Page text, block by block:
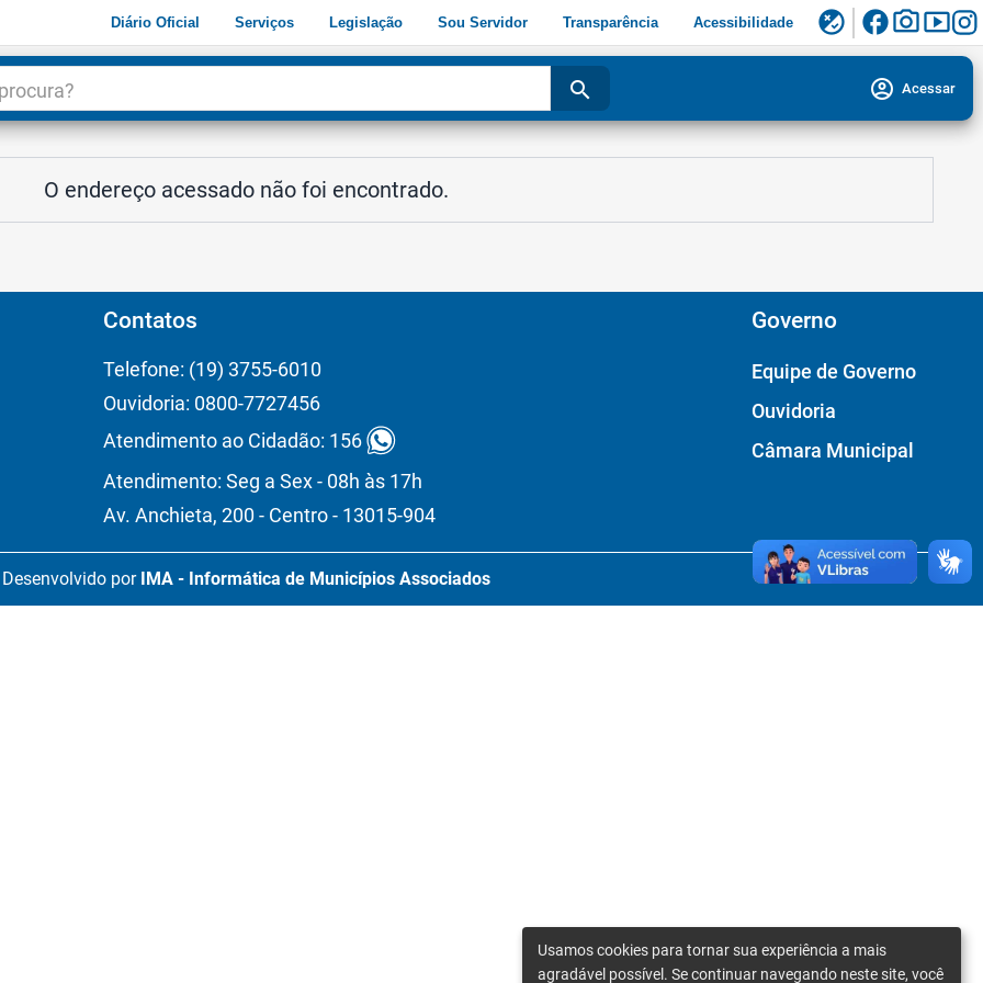
Diário Oficial Serviços Legislação Sou Servidor Transparência Acessibilidade flaky facebookphoto_camerasmart_display
search account_circle Acessar
O endereço acessado não foi encontrado.
Contatos
Telefone: (19) 3755-6010
Ouvidoria: 0800-7727456
Atendimento ao Cidadão: 156
Atendimento: Seg a Sex - 08h às 17h
Av. Anchieta, 200 - Centro - 13015-904
Governo
Equipe de Governo
Ouvidoria
Câmara Municipal
Desenvolvido por IMA - Informática de Municípios Associados
Usamos cookies para tornar sua experiência a mais
agradável possível. Se continuar navegando neste site, você